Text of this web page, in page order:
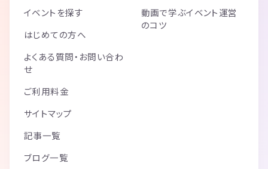
イベントを探す
はじめての方へ
よくある質問・お問い合わ
せ
ご利用料金
サイトマップ
記事一覧
ブログ一覧
動画で学ぶイベント運営
のコツ